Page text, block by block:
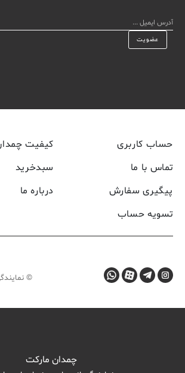
حساب کاربری
کیفیت
تماس با ما
سبدخرید
پیگیری سفارش
درباره ما
تسویه حساب
©
چمدان مارکت